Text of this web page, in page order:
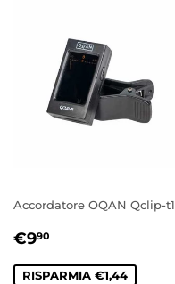
Accordatore OQAN Qclip-t1
PREZZO
€990
RISPARMIA €1,44